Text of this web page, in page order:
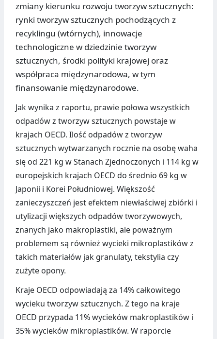
zmiany kierunku rozwoju tworzyw sztucznych:
rynki tworzyw sztucznych pochodzących z
recyklingu (wtórnych), innowacje
technologiczne w dziedzinie tworzyw
sztucznych, środki polityki krajowej oraz
współpraca międzynarodowa, w tym
finansowanie międzynarodowe.
Jak wynika z raportu, prawie połowa wszystkich
odpadów z tworzyw sztucznych powstaje w
krajach OECD. Ilość odpadów z tworzyw
sztucznych wytwarzanych rocznie na osobę waha
się od 221 kg w Stanach Zjednoczonych i 114 kg w
europejskich krajach OECD do średnio 69 kg w
Japonii i Korei Południowej. Większość
zanieczyszczeń jest efektem niewłaściwej zbiórki i
utylizacji większych odpadów tworzywowych,
znanych jako makroplastiki, ale poważnym
problemem są również wycieki mikroplastików z
takich materiałów jak granulaty, tekstylia czy
zużyte opony.
Kraje OECD odpowiadają za 14% całkowitego
wycieku tworzyw sztucznych. Z tego na kraje
OECD przypada 11% wycieków makroplastików i
35% wycieków mikroplastików. W raporcie